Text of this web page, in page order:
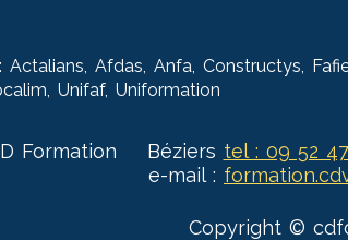
Afdas, Anfa, Constructys,
Unifaf, Uniformation
Formation Béziers tel : 09 52
e-mail :
Copyright ©